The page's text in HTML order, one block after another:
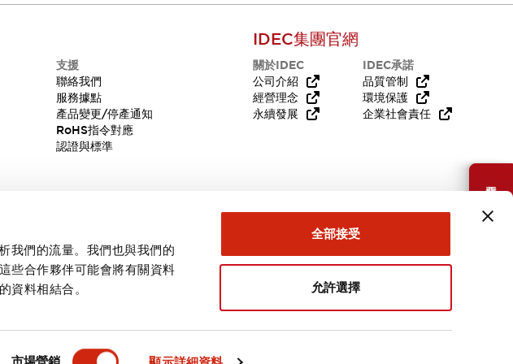
我們的流量。我們也與我們的
些合作夥伴可能會將有關資料
資料相結合。
市場營銷
全部接受
允許選擇
需要幫助嗎？
支援
聯絡我們
服務據點
產品變更/停產通知
RoHS指令對應
認證與標準
IDEC集團官網
關於IDEC
公司介紹
經營理念
永續發展
IDEC承諾
品質管制
環境保護
企業社會責任
台灣